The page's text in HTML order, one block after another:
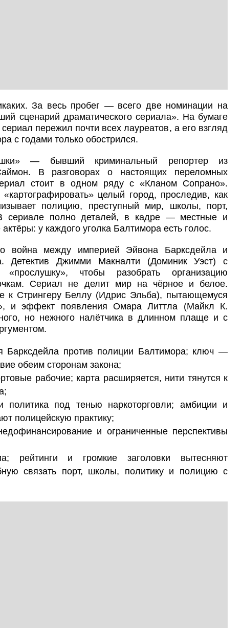
За весь пробег — всего две номинации на
сценарий драматического сериала». На бумаге
пережил почти всех лауреатов, а его взгляд
с годами только обострился.
— бывший криминальный репортер из
В разговорах о настоящих переломных
стоит в одном ряду с «Кланом Сопрано».
целый город, проследив, как
полицию, преступный мир, школы, порт,
сериале полно деталей, в кадре — местные и
у каждого уголка Балтимора есть голос.
война между империей Эйвона Барксдейла и
Детектив Джимми Макналти (Доминик Уэст) с
«прослушку», чтобы разобрать организацию
Сериал не делит мир на чёрное и белое.
к Стрингеру Беллу (Идрис Эльба), пытающемуся
и эффект появления Омара Литтла (Майкл К.
но нежного налётчика в длинном плаще и с
Барксдейла против полиции Балтимора; ключ —
обеим сторонам закона;
рабочие; карта расширяется, нити тянутся к
под тенью наркоторговли; амбиции и
полицейскую практику;
и ограниченные перспективы
рейтинги и громкие заголовки вытесняют
связать порт, школы, политику и полицию с